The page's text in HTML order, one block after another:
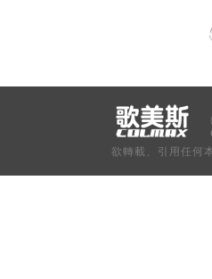
欲轉載、引用任何